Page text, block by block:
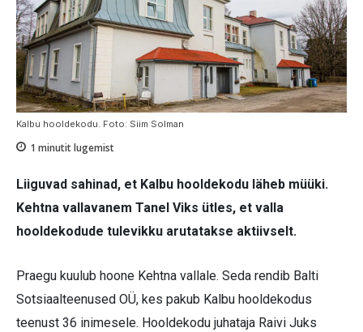
Kalbu hooldekodu. Foto: Siim Solman
1 minutit lugemist
Liiguvad sahinad, et Kalbu hooldekodu läheb müüki.
Kehtna vallavanem Tanel Viks ütles, et valla
hooldekodude tulevikku arutatakse aktiivselt.
Praegu kuulub hoone Kehtna vallale. Seda rendib Balti
Sotsiaalteenused OÜ, kes pakub Kalbu hooldekodus
teenust 36 inimesele. Hooldekodu juhataja Raivi Juks